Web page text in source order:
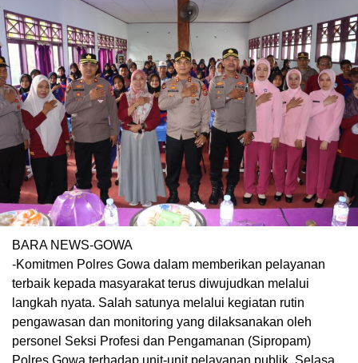
BARA NEWS-GOWA
-Komitmen Polres Gowa dalam memberikan pelayanan
terbaik kepada masyarakat terus diwujudkan melalui
langkah nyata. Salah satunya melalui kegiatan rutin
pengawasan dan monitoring yang dilaksanakan oleh
personel Seksi Profesi dan Pengamanan (Sipropam)
Polres Gowa terhadap unit-unit pelayanan publik, Selasa